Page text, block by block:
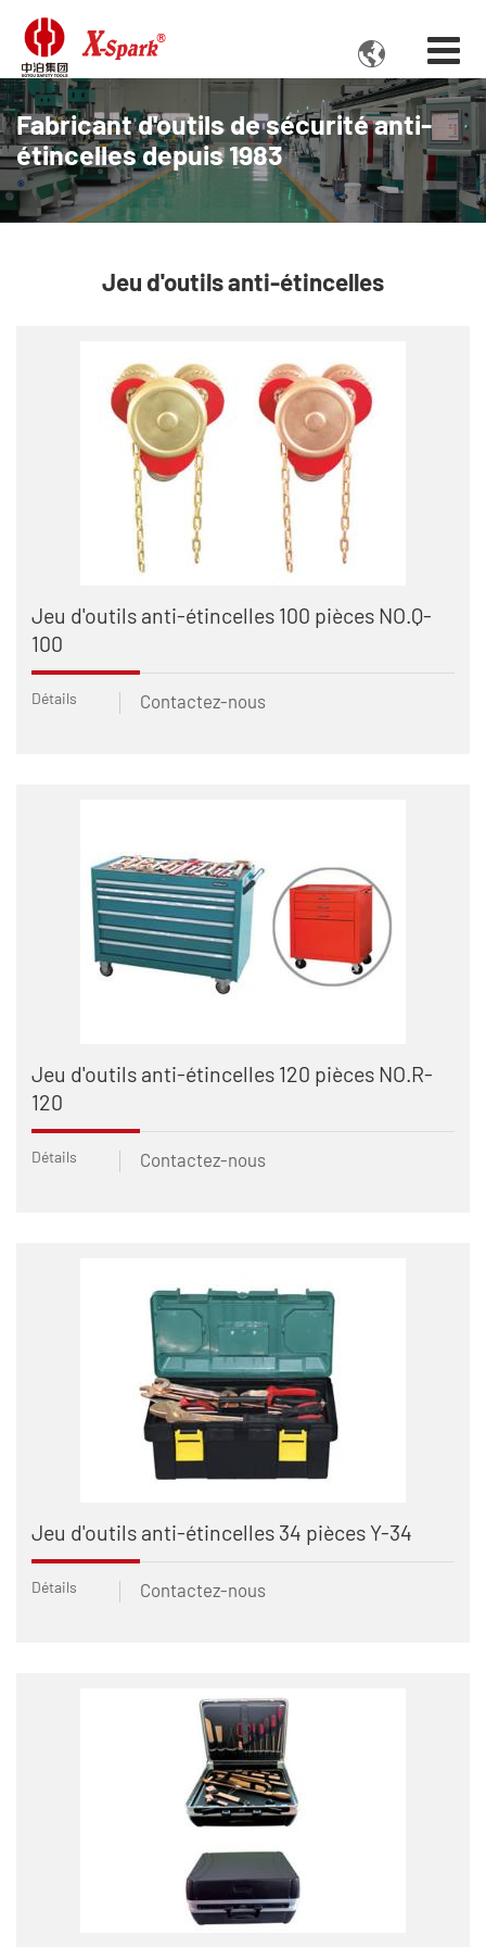

Fabricant d'outils de sécurité anti-
étincelles depuis 1983
Jeu d'outils anti-étincelles
Jeu d'outils anti-étincelles 100 pièces NO.Q-
100
Détails Contactez-nous
Jeu d'outils anti-étincelles 120 pièces NO.R-
120
Détails Contactez-nous
Jeu d'outils anti-étincelles 34 pièces Y-34
Détails Contactez-nous